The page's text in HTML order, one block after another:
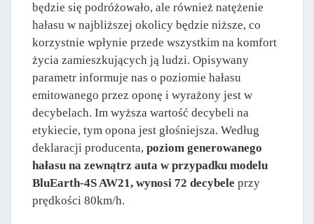
będzie się podróżowało, ale również natężenie
hałasu w najbliższej okolicy będzie niższe, co
korzystnie wpłynie przede wszystkim na komfort
życia zamieszkujących ją ludzi. Opisywany
parametr informuje nas o poziomie hałasu
emitowanego przez oponę i wyrażony jest w
decybelach. Im wyższa wartość decybeli na
etykiecie, tym opona jest głośniejsza. Według
deklaracji producenta, poziom generowanego
hałasu na zewnątrz auta w przypadku modelu
BluEarth-4S AW21, wynosi 72 decybele przy
prędkości 80km/h.